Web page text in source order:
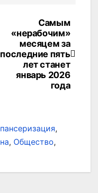
Самым
«нерабочим»
месяцем за
последние пять
лет станет
январь 2026
года
,
, Общество,